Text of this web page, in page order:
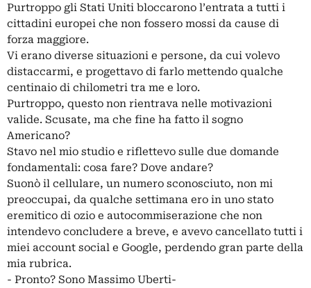
Purtroppo gli Stati Uniti bloccarono l’entrata a tutti i
cittadini europei che non fossero mossi da cause di
forza maggiore.
Vi erano diverse situazioni e persone, da cui volevo
distaccarmi, e progettavo di farlo mettendo qualche
centinaio di chilometri tra me e loro.
Purtroppo, questo non rientrava nelle motivazioni
valide. Scusate, ma che fine ha fatto il sogno
Americano?
Stavo nel mio studio e riflettevo sulle due domande
fondamentali: cosa fare? Dove andare?
Suonò il cellulare, un numero sconosciuto, non mi
preoccupai, da qualche settimana ero in uno stato
eremitico di ozio e autocommiserazione che non
intendevo concludere a breve, e avevo cancellato tutti i
miei account social e Google, perdendo gran parte della
mia rubrica.
- Pronto? Sono Massimo Uberti-